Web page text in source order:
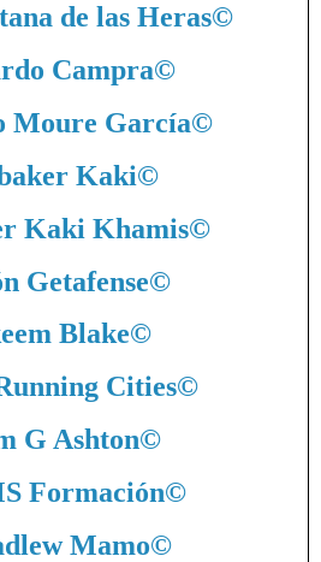
de las Heras©
Campra©
Moure García©
Kaki©
Kaki Khamis©
Getafense©
Blake©
Cities©
G Ashton©
Formación©
Mamo©